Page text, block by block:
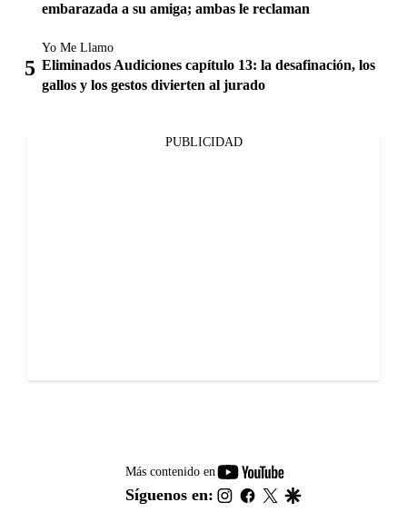
embarazada a su amiga; ambas le reclaman
Yo Me Llamo
Eliminados Audiciones capítulo 13: la desafinación, los
gallos y los gestos divierten al jurado
PUBLICIDAD
Más contenido en
youtube-
footer
Síguenos en: instagram
facebook
twitter